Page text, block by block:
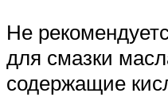
Не
для смазки
содержащие